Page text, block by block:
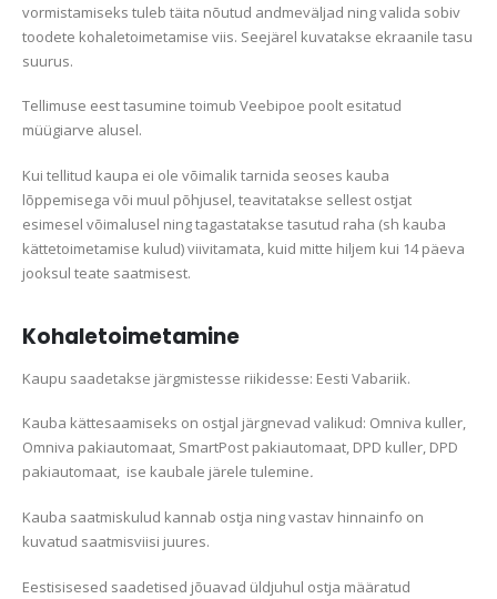
vormistamiseks tuleb täita nõutud andmeväljad ning valida sobiv
toodete kohaletoimetamise viis. Seejärel kuvatakse ekraanile tasu
suurus.
Tellimuse eest tasumine toimub Veebipoe poolt esitatud
müügiarve alusel.
Kui tellitud kaupa ei ole võimalik tarnida seoses kauba
lõppemisega või muul põhjusel, teavitatakse sellest ostjat
esimesel võimalusel ning tagastatakse tasutud raha (sh kauba
kättetoimetamise kulud) viivitamata, kuid mitte hiljem kui 14 päeva
jooksul teate saatmisest.
Kohaletoimetamine
Kaupu saadetakse järgmistesse riikidesse: Eesti Vabariik.
Kauba kättesaamiseks on ostjal järgnevad valikud: Omniva kuller,
Omniva pakiautomaat, SmartPost pakiautomaat, DPD kuller, DPD
pakiautomaat, ise kaubale järele tulemine.
Kauba saatmiskulud kannab ostja ning vastav hinnainfo on
kuvatud saatmisviisi juures.
Eestisisesed saadetised jõuavad üldjuhul ostja määratud